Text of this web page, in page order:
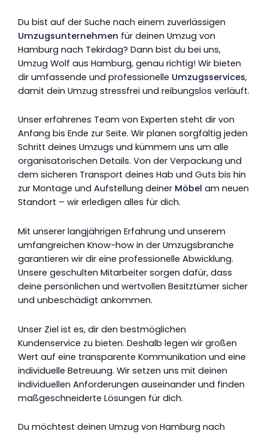
Du bist auf der Suche nach einem zuverlässigen
Umzugsunternehmen für deinen Umzug von
Hamburg nach Tekirdag? Dann bist du bei uns,
Umzug Wolf aus Hamburg, genau richtig! Wir bieten
dir umfassende und professionelle Umzugsservices,
damit dein Umzug stressfrei und reibungslos verläuft.
Unser erfahrenes Team von Experten steht dir von
Anfang bis Ende zur Seite. Wir planen sorgfältig jeden
Schritt deines Umzugs und kümmern uns um alle
organisatorischen Details. Von der Verpackung und
dem sicheren Transport deines Hab und Guts bis hin
zur Montage und Aufstellung deiner Möbel am neuen
Standort – wir erledigen alles für dich.
Mit unserer langjährigen Erfahrung und unserem
umfangreichen Know-how in der Umzugsbranche
garantieren wir dir eine professionelle Abwicklung.
Unsere geschulten Mitarbeiter sorgen dafür, dass
deine persönlichen und wertvollen Besitztümer sicher
und unbeschädigt ankommen.
Unser Ziel ist es, dir den bestmöglichen
Kundenservice zu bieten. Deshalb legen wir großen
Wert auf eine transparente Kommunikation und eine
individuelle Betreuung. Wir setzen uns mit deinen
individuellen Anforderungen auseinander und finden
maßgeschneiderte Lösungen für dich.
Du möchtest deinen Umzug von Hamburg nach